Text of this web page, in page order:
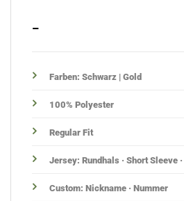
–
Farben: Schwarz | Gold
100% Polyester
Regular Fit
Jersey: Rundhals · Short Sleeve ·
Custom: Nickname · Nummer